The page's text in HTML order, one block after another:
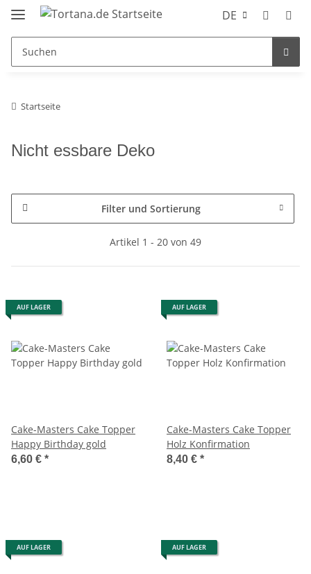
DE
Startseite
Nicht essbare Deko
Filter und Sortierung
Artikel 1 - 20 von 49
AUF LAGER
Cake-Masters Cake Topper
Happy Birthday gold
6,60 € *
AUF LAGER
Cake-Masters Cake Topper
Holz Konfirmation
8,40 € *
AUF LAGER AUF LAGER